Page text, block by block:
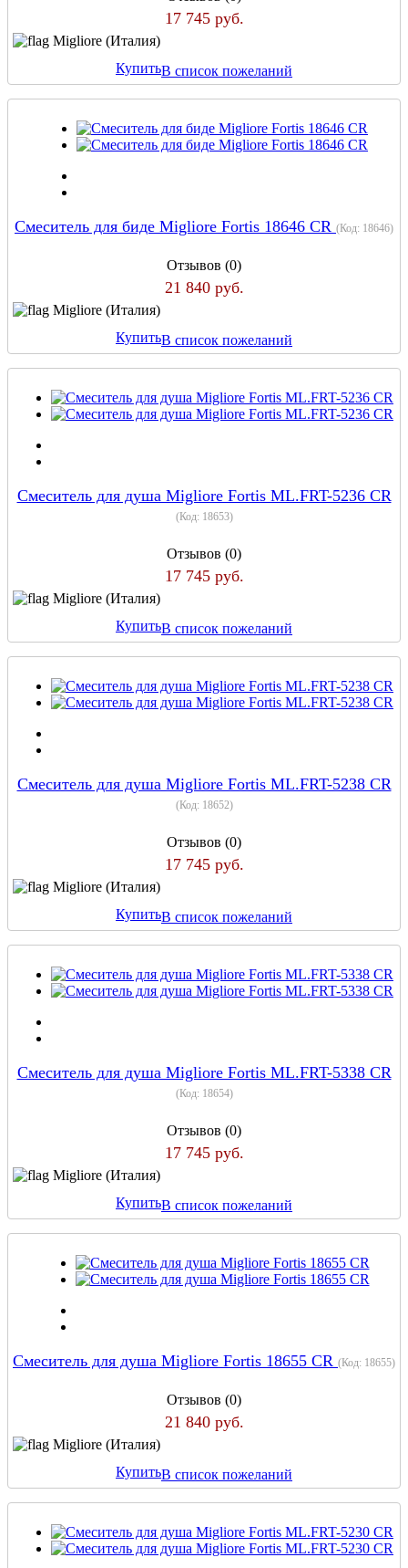
17 745 руб.
Migliore (Италия)
КупитьВ список пожеланий
Смеситель для биде Migliore Fortis 18646 CR (Код: 18646)
Отзывов (0)
21 840 руб.
Migliore (Италия)
КупитьВ список пожеланий
Смеситель для душа Migliore Fortis ML.FRT-5236 CR
(Код: 18653)
Отзывов (0)
17 745 руб.
Migliore (Италия)
КупитьВ список пожеланий
Смеситель для душа Migliore Fortis ML.FRT-5238 CR
(Код: 18652)
Отзывов (0)
17 745 руб.
Migliore (Италия)
КупитьВ список пожеланий
Смеситель для душа Migliore Fortis ML.FRT-5338 CR
(Код: 18654)
Отзывов (0)
17 745 руб.
Migliore (Италия)
КупитьВ список пожеланий
Смеситель для душа Migliore Fortis 18655 CR (Код: 18655)
Отзывов (0)
21 840 руб.
Migliore (Италия)
КупитьВ список пожеланий